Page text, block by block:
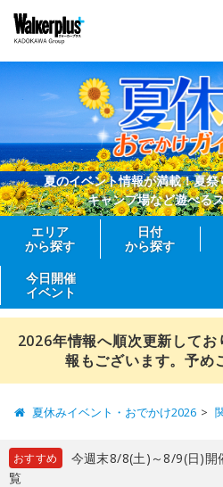
夏のイベント情報が満載！夏
キャンプ場など遊べる
エリア
から探す
日付
から探す
今日開催
イベント
2026年情報へ順次更新して
報もございます。予め
夏休みイベント・おでかけ2026
おすすめ
今週末8/8(土)～8/9(日)開
覧